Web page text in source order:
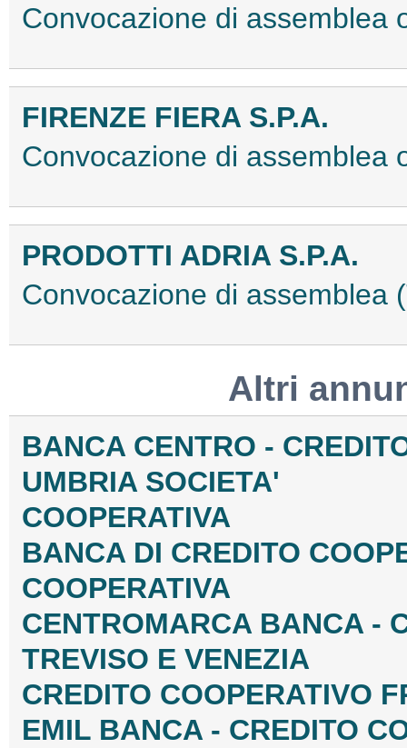
Convocazione di assemblea
FIRENZE FIERA S.P.A.
Convocazione di assemblea
PRODOTTI ADRIA S.P.A.
Convocazione di assemblea
Altri
BANCA CENTRO -
UMBRIA SOCIETA'
COOPERATIVA
BANCA DI CREDITO
COOPERATIVA
CENTROMARCA BANCA -
TREVISO E VENEZIA
CREDITO COOPERATIVO
EMIL BANCA - CREDITO